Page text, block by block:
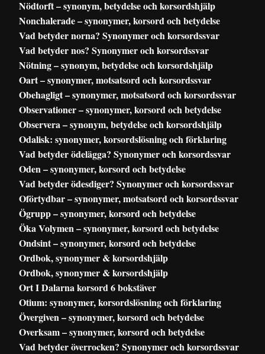
Nödtorft – synonym, betydelse och korsordshjälp
Nonchalerade – synonymer, korsord och betydelse
Vad betyder norna? Synonymer och korsordssvar
Vad betyder nos? Synonymer och korsordssvar
Nötning – synonym, betydelse och korsordshjälp
Oart – synonymer, motsatsord och korsordssvar
Obehagligt – synonymer, motsatsord och korsordssvar
Observationer – synonymer, korsord och betydelse
Observera – synonym, betydelse och korsordshjälp
Odalisk: synonymer, korsordslösning och förklaring
Vad betyder ödelägga? Synonymer och korsordssvar
Oden – synonymer, korsord och betydelse
Vad betyder ödesdiger? Synonymer och korsordssvar
Oförtydbar – synonymer, motsatsord och korsordssvar
Ögrupp – synonymer, korsord och betydelse
Öka Volymen – synonymer, korsord och betydelse
Ondsint – synonymer, korsord och betydelse
Ordbok, synonymer & korsordshjälp
Ordbok, synonymer & korsordshjälp
Ort I Dalarna korsord 6 bokstäver
Otium: synonymer, korsordslösning och förklaring
Övergiven – synonymer, korsord och betydelse
Overksam – synonymer, korsord och betydelse
Vad betyder överrocken? Synonymer och korsordssvar